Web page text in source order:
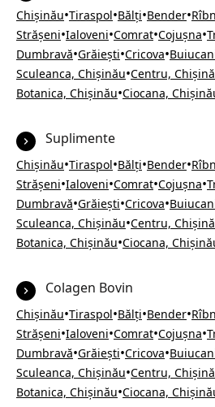
Chișinău•Tiraspol•Bălți•Bender•
Strășeni•Ialoveni•Comrat•Cojușna•
Dumbravă•Grăiești•Cricova•
Sculeanca, Chișinău•Centru,
Botanica, Chișinău•Ciocana,
Suplimente
Chișinău•Tiraspol•Bălți•Bender•
Strășeni•Ialoveni•Comrat•Cojușna•
Dumbravă•Grăiești•Cricova•
Sculeanca, Chișinău•Centru,
Botanica, Chișinău•Ciocana,
Colagen Bovin
Chișinău•Tiraspol•Bălți•Bender•
Strășeni•Ialoveni•Comrat•Cojușna•
Dumbravă•Grăiești•Cricova•
Sculeanca, Chișinău•Centru,
Botanica, Chișinău•Ciocana,